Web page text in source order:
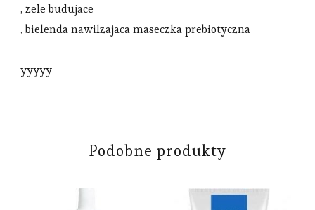
, zele budujace
, bielenda nawilzajaca maseczka prebiotyczna
yyyyy
Podobne produkty